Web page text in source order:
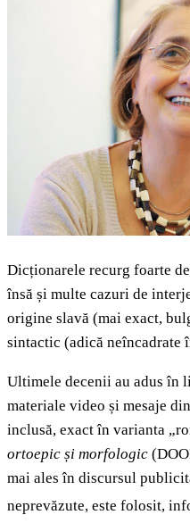
Dicționarele recurg foarte
însă și multe cazuri de
origine slavă (mai exact,
sintactic (adică neîncadrate
Ultimele decenii au adus în
materiale video și mesaje
inclusă, exact în varianta
ortoepic și morfologic
mai ales în discursul
neprevăzute, este folosit,